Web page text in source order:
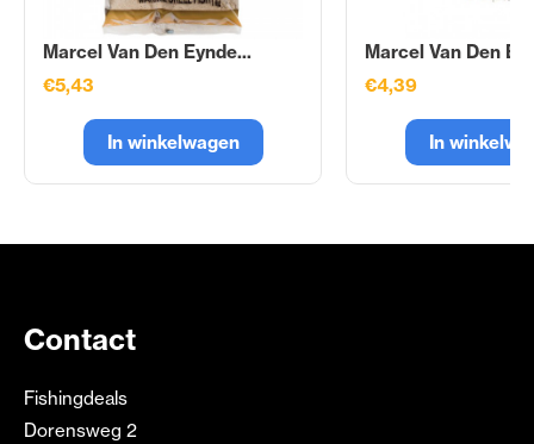
Marcel Van Den Eynde...
€5,43
In winkelwagen
Marcel Van Den
€4,39
In
Contact
Fishingdeals
Dorensweg 2